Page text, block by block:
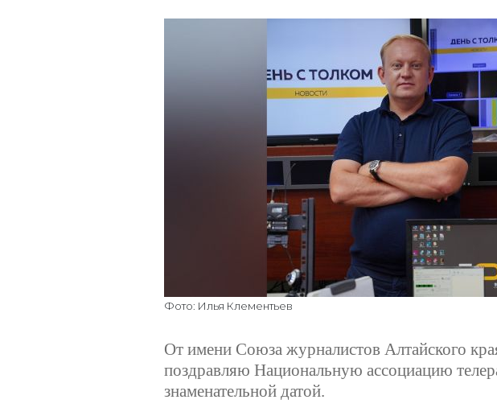
Фото: Илья Клементьев
От имени Союза журналистов Алтайского
поздравляю Национальную ассоциацию
знаменательной датой.